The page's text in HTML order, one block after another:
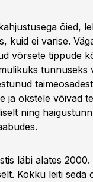
õied,
kuid ei varise.
võrsete tippude
tunnuseks
ja okstele võivad
ning
läbi alates 2000.
Kokku leiti seda